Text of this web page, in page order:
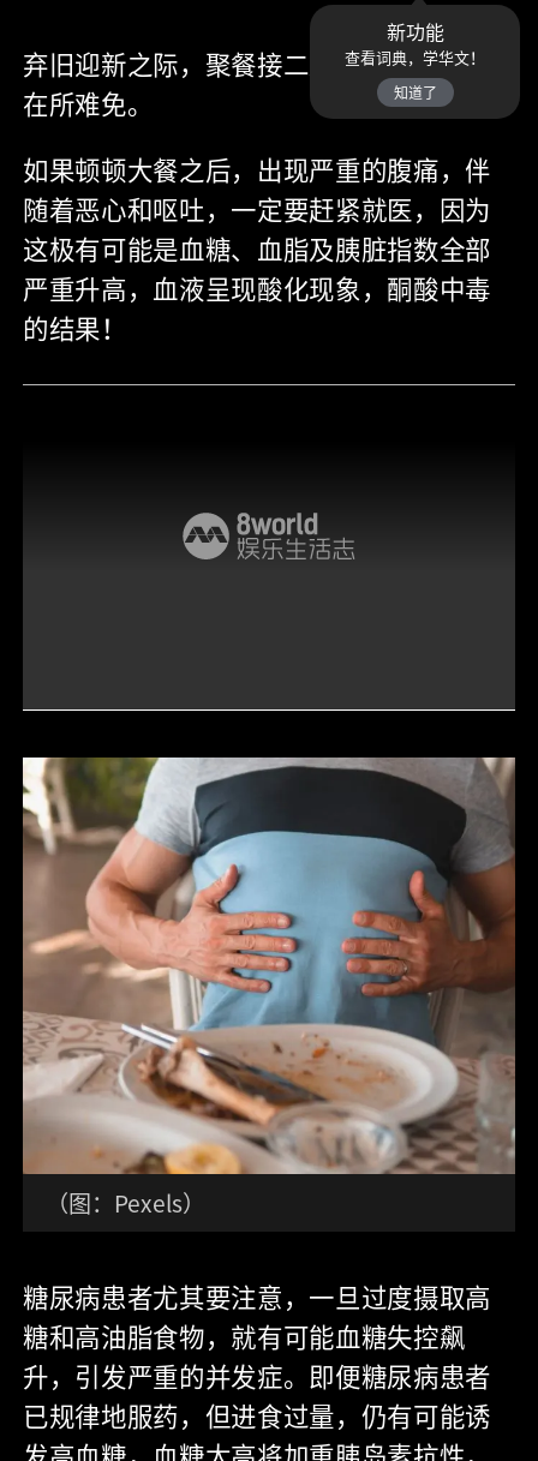
新功能
查看词典，学华文！
知道了
弃旧迎新之际，聚餐接二连三，大吃大喝
在所难免。
如果顿顿大餐之后，出现严重的腹痛，伴
随着恶心和呕吐，一定要赶紧就医，因为
这极有可能是血糖、血脂及胰脏指数全部
严重升高，血液呈现酸化现象，酮酸中毒
的结果！
（图：Pexels）
糖尿病患者尤其要注意，一旦过度摄取高
糖和高油脂食物，就有可能血糖失控飙
升，引发严重的并发症。即便糖尿病患者
已规律地服药，但进食过量，仍有可能诱